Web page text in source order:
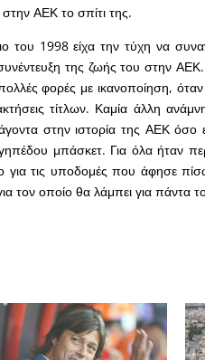
ΑΕΚ το σπίτι της.
του 1998 είχα την τύχη να
της ζωής του στην
φορές με ικανοποίηση,
τίτλων. Καμία άλλη
στην ιστορία της ΑΕΚ όσο
γηπέδου μπάσκετ. Για όλα ήταν
για τις υποδομές που άφησε
τον οποίο θα λάμπει για